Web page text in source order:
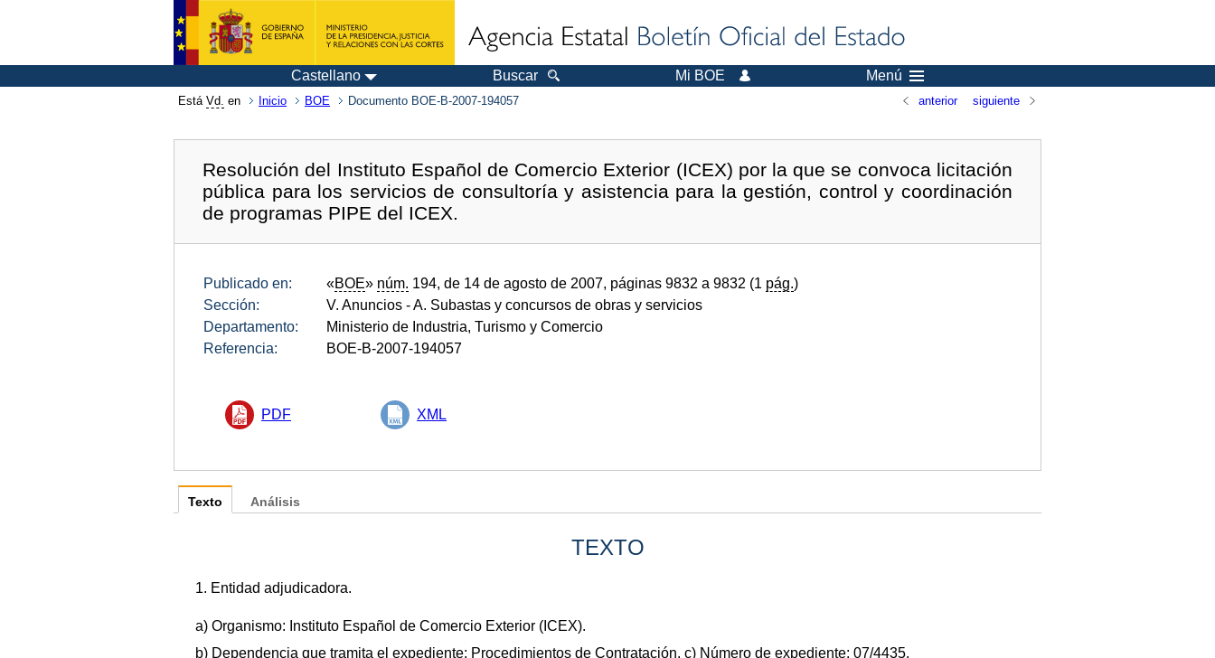
Castellano Buscar Mi BOE Menú
Está Vd. en Inicio BOE Documento BOE-B-2007-194057 anterior siguiente
Resolución del Instituto Español de Comercio Exterior (ICEX) por la que se convoca licitación
pública para los servicios de consultoría y asistencia para la gestión, control y coordinación
de programas PIPE del ICEX.
Publicado en: «BOE» núm. 194, de 14 de agosto de 2007, páginas 9832 a 9832 (1 pág.)
Sección:
V. Anuncios - A. Subastas y concursos de obras y servicios
Departamento:
Ministerio de Industria, Turismo y Comercio
Referencia:
BOE-B-2007-194057
PDF XML
Texto
TEXTO
1. Entidad adjudicadora.
a) Organismo: Instituto Español de Comercio Exterior (ICEX).
b) Dependencia que tramita el expediente: Procedimientos de Contratación. c) Número de expediente: 07/4435.
Análisis